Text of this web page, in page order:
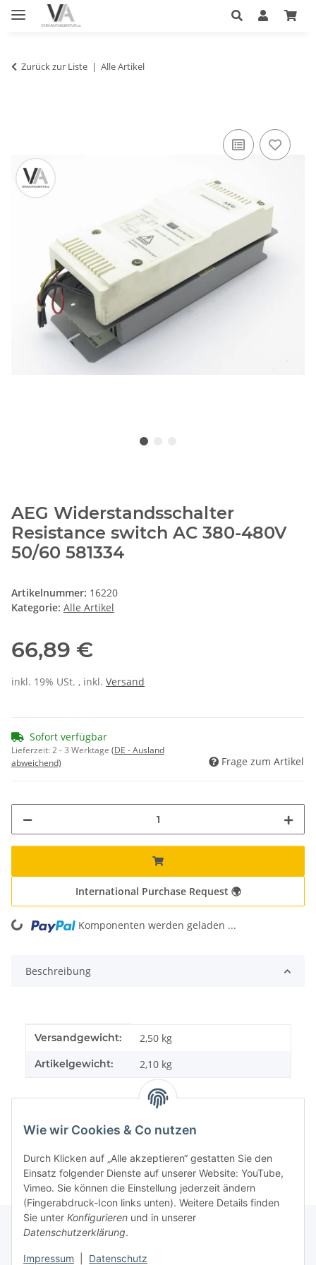
Wie wir Cookies & Co nutzen
Durch Klicken auf „Alle akzeptieren“ gestatten Sie den
Einsatz folgender Dienste auf unserer Website: YouTube,
Vimeo. Sie können die Einstellung jederzeit ändern
(Fingerabdruck-Icon links unten). Weitere Details finden
Sie unter Konfigurieren und in unserer
Datenschutzerklärung.
Impressum Datenschutz
Zurück zur Liste Alle Artikel
AEG Widerstandsschalter
Resistance switch AC 380-480V
50/60 581334
Artikelnummer: 16220
Kategorie: Alle Artikel
66,89 €
inkl. 19% USt. , inkl. Versand
Sofort verfügbar
Lieferzeit:2 - 3 Werktage (DE - Ausland
abweichend)
Frage zum Artikel
International Purchase Request 🌍
Loading... Komponenten werden geladen ...
Beschreibung
Produkteigenschaft
Wert
Versandgewicht: 2,50 kg
Artikelgewicht: 2,10 kg
Informationen